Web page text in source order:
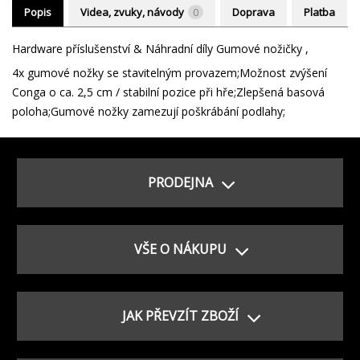
Popis Videa, zvuky, návody 0 Doprava Platba
Hardware příslušenství & Náhradní díly Gumové nožičky ,
4x gumové nožky se stavitelným provazem;Možnost zvýšení
Conga o ca. 2,5 cm / stabilní pozice při hře;Zlepšená basová
poloha;Gumové nožky zamezují poškrábání podlahy;
PRODEJNA
VŠE O NÁKUPU
JAK PŘEVZÍT ZBOŽÍ